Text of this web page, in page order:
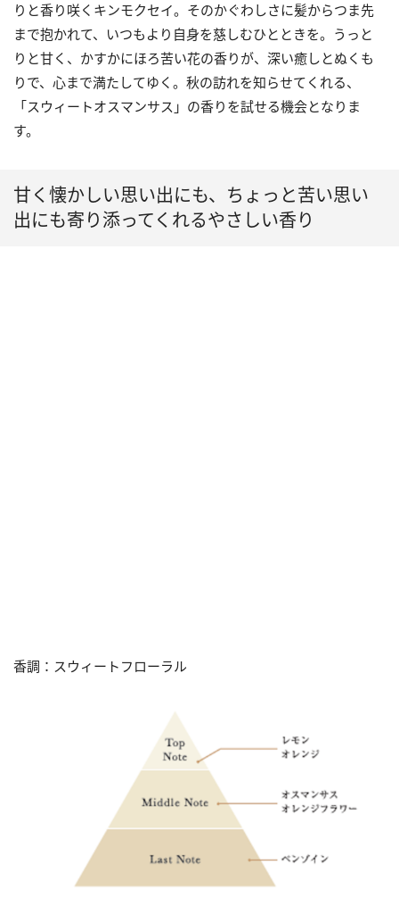
りと香り咲くキンモクセイ。そのかぐわしさに髪からつま先
まで抱かれて、いつもより自身を慈しむひとときを。うっと
りと甘く、かすかにほろ苦い花の香りが、深い癒しとぬくも
りで、心まで満たしてゆく。秋の訪れを知らせてくれる、
「スウィートオスマンサス」の香りを試せる機会となりま
す。
甘く懐かしい思い出にも、ちょっと苦い思い
出にも寄り添ってくれるやさしい香り
香調：スウィートフローラル